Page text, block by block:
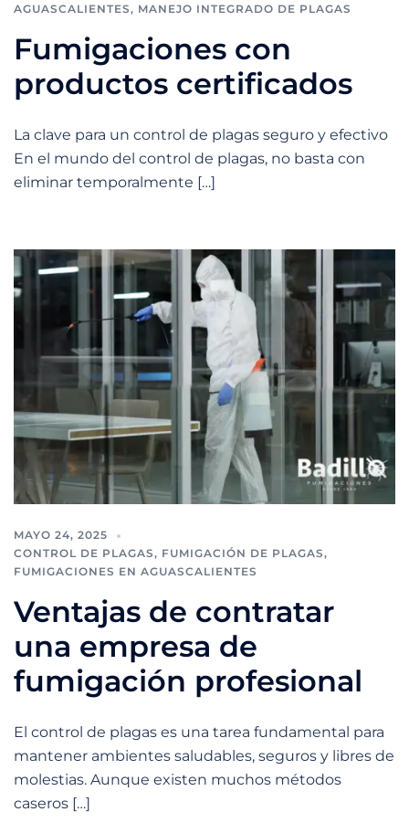
AGUASCALIENTES, MANEJO INTEGRADO DE PLAGAS
Fumigaciones con
productos certificados
La clave para un control de plagas seguro y efectivo
En el mundo del control de plagas, no basta con
eliminar temporalmente […]
MAYO 24, 2025
CONTROL DE PLAGAS, FUMIGACIÓN DE PLAGAS,
FUMIGACIONES EN AGUASCALIENTES
Ventajas de contratar
una empresa de
fumigación profesional
El control de plagas es una tarea fundamental para
mantener ambientes saludables, seguros y libres de
molestias. Aunque existen muchos métodos
caseros […]